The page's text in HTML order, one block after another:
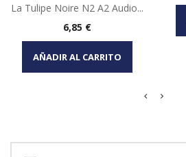
La Tulipe Noire N2 A2 Audio...
Precio
6,85 €
AÑADIR AL CARRITO